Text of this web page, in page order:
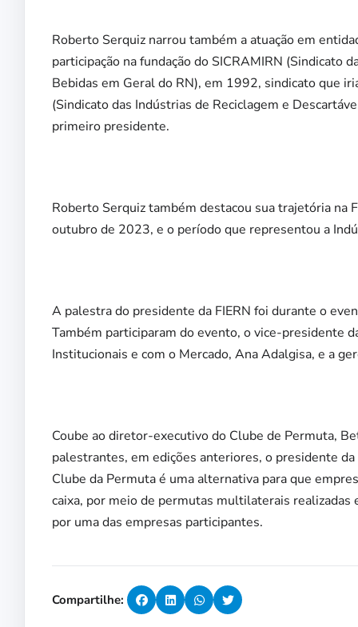
Roberto Serquiz narrou também a atuação em
participação na fundação do SICRAMIRN (Sindicato
Bebidas em Geral do RN), em 1992, sindicato que
(Sindicato das Indústrias de Reciclagem e
primeiro presidente.
Roberto Serquiz também destacou sua trajetória na
outubro de 2023, e o período que representou a
A palestra do presidente da FIERN foi durante o
Também participaram do evento, o vice-presidente
Institucionais e com o Mercado, Ana Adalgisa, e a
Coube ao diretor-executivo do Clube de Permuta,
palestrantes, em edições anteriores, o presidente
Clube da Permuta é uma alternativa para que
caixa, por meio de permutas multilaterais
por uma das empresas participantes.
Compartilhe: